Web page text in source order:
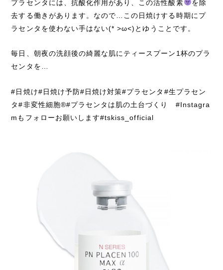
プラセンタには、抗酸化作用があり、この活性酸素
を除
去する働きがあります。なので…この日焼けする時期にプ
ラセンタを使わない手はない(* >ω<)とゆうことです。
毎日、朝夜の洗顔後の綺麗な肌にティースプーン1杯のプラ
センタを…
#日焼け#日焼け予防#日焼け対策#プラセンタ#生プラセン
タ#非変性細胞®️#プラセンタは肌の土台づくり #Instagra
mもフォローお願いします#tskiss_official